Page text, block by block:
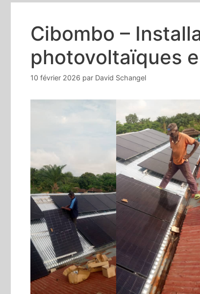
Cibombo –
photovoltaïques
10 février 2026 par David Schangel